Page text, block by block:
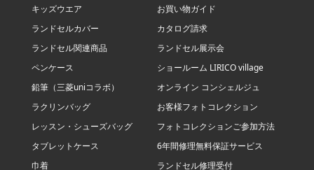
キッズウエア
ランドセルカバー
ランドセル関連商品
ペンケース
鉛筆（三菱uniコラボ）
ラクリンバッグ
レッスン・シューズバッグ
タブレットケース
巾着
お買い物ガイド
カタログ請求
ランドセル展示会
ショールーム LIRICO village
オンライン コンシェルジュ
お客様フォトコレクション
フォトコレクションご参加方法
6年間修理無料保証サービス
ランドセル修理受付